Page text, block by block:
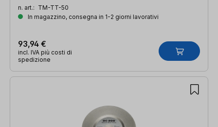
n. art.: TM-TT-50
In magazzino, consegna in 1-2 giorni lavorativi
93,94 €
incl. IVA più costi di
spedizione